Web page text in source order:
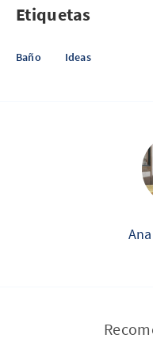
Etiquetas
Baño Ideas